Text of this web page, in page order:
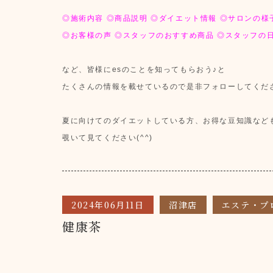
◎施術内容 ◎商品説明 ◎ダイエット情報 ◎サロンの様
◎お客様の声 ◎スタッフのおすすめ商品 ◎スタッフの
など、皆様にesのことを知ってもらおう♪と
たくさんの情報を載せているので是非フォローしてくだ
夏に向けてのダイエットしている方、お得な豆知識など
覗いて見てください(^^)
2024年06月11日 沼津店 エステ・プ
健康茶